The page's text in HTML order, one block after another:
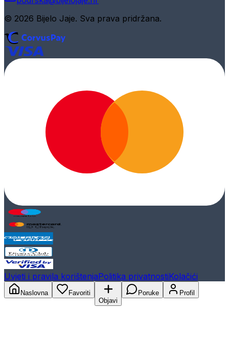
© 2026 Bijelo Jaje. Sva prava pridržana.
Uvjeti i pravila korištenjaPolitika privatnostiKolačići
Naslovna
Favoriti
Objavi
Poruke Profil